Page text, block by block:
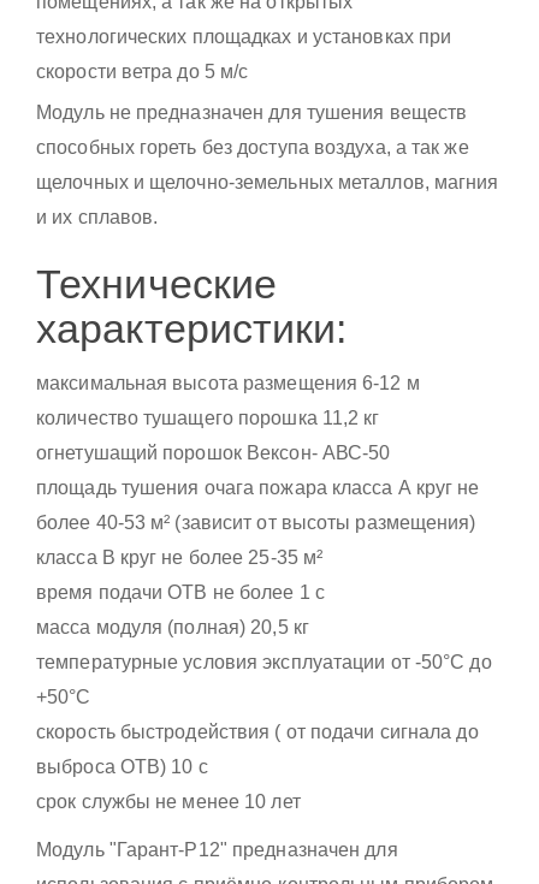
технологических площадках и установках при
скорости ветра до 5 м/с
Модуль не предназначен для тушения веществ
способных гореть без доступа воздуха, а так же
щелочных и щелочно-земельных металлов, магния
и их сплавов.
Технические
характеристики:
максимальная высота размещения 6-12 м
количество тушащего порошка 11,2 кг
огнетушащий порошок Вексон- АВС-50
площадь тушения очага пожара класса А круг не
более 40-53 м² (зависит от высоты размещения)
класса В круг не более 25-35 м²
время подачи ОТВ не более 1 с
масса модуля (полная) 20,5 кг
температурные условия эксплуатации от -50°С до
+50°С
скорость быстродействия ( от подачи сигнала до
выброса ОТВ) 10 с
срок службы не менее 10 лет
Модуль "Гарант-Р12" предназначен для